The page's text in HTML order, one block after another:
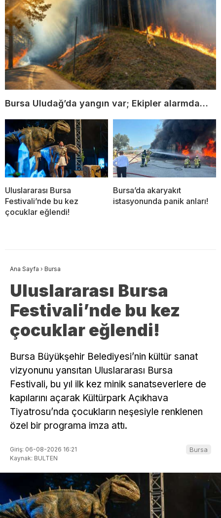
Bursa Uludağ’da yangın var; Ekipler alarmda…
Uluslararası Bursa
Festivali’nde bu kez
çocuklar eğlendi!
Bursa’da akaryakıt
istasyonunda panik anları!
Ana Sayfa › Bursa
Uluslararası Bursa
Festivali’nde bu kez
çocuklar eğlendi!
Bursa Büyükşehir Belediyesi’nin kültür sanat
vizyonunu yansıtan Uluslararası Bursa
Festivali, bu yıl ilk kez minik sanatseverlere de
kapılarını açarak Kültürpark Açıkhava
Tiyatrosu’nda çocukların neşesiyle renklenen
özel bir programa imza attı.
Giriş: 06-08-2026 16:21
Kaynak: BULTEN
Bursa